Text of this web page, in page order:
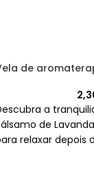
de
a
de
relaxar depois